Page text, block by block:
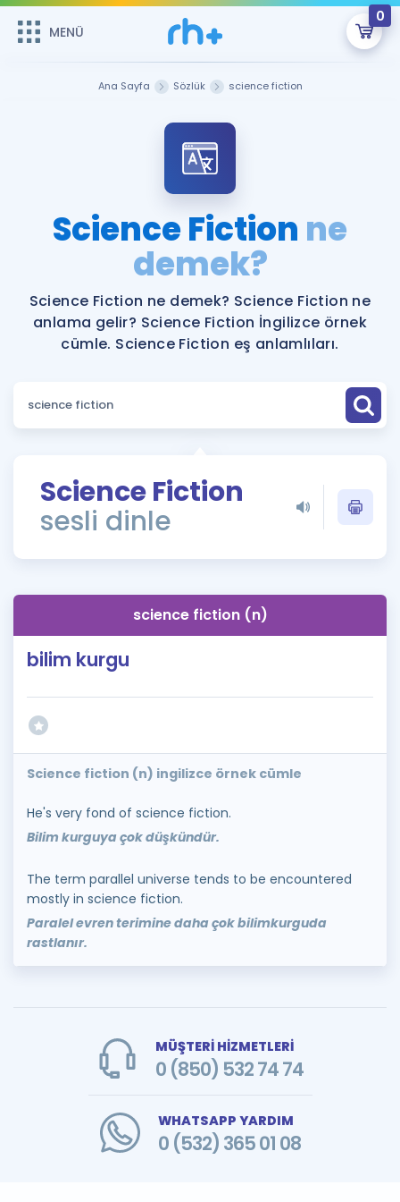
MENÜ
0
Şifremi Hatırlamıyorum
Sepetin Şu An Boş.
Remzi Hoca ile seni sınava hazırlayacak onlarca eğitim seni
bekliyor!
MENÜ
Katılımcı Görüşleri
Faydalı Araçlar
Ücretsiz Kaynaklar
ÖSYM Sınav Takvimi
Kampanyalar
İngilizce Gramer
İngilizce Gramer
Ana Sayfa Sözlük science fiction
Science Fiction ne
demek?
Science Fiction ne demek? Science Fiction ne
anlama gelir? Science Fiction İngilizce örnek
cümle. Science Fiction eş anlamlıları.
Science Fiction
sesli dinle
science fiction (n)
bilim kurgu
Science fiction (n) ingilizce örnek cümle
He's very fond of science fiction.
Bilim kurguya çok düşkündür.
The term parallel universe tends to be encountered
mostly in science fiction.
Paralel evren terimine daha çok bilimkurguda
rastlanır.
MÜŞTERİ HİZMETLERİ
0 (850) 532 74 74
WHATSAPP YARDIM
0 (532) 365 01 08